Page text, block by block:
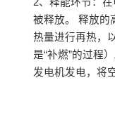
被释放‌。 释放的
热量进行再热，
是“补燃”的过程
发电机发电，将